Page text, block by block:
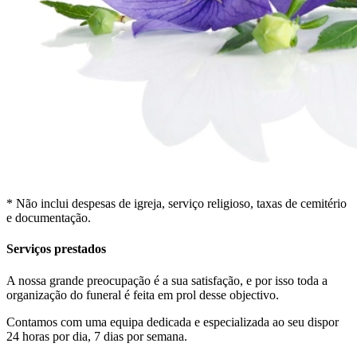
* Não inclui despesas de igreja, serviço religioso, taxas de cemitério
e documentação.
Serviços prestados
A nossa grande preocupação é a sua satisfação, e por isso toda a
organização do funeral é feita em prol desse objectivo.
Contamos com uma equipa dedicada e especializada ao seu dispor
24 horas por dia, 7 dias por semana.